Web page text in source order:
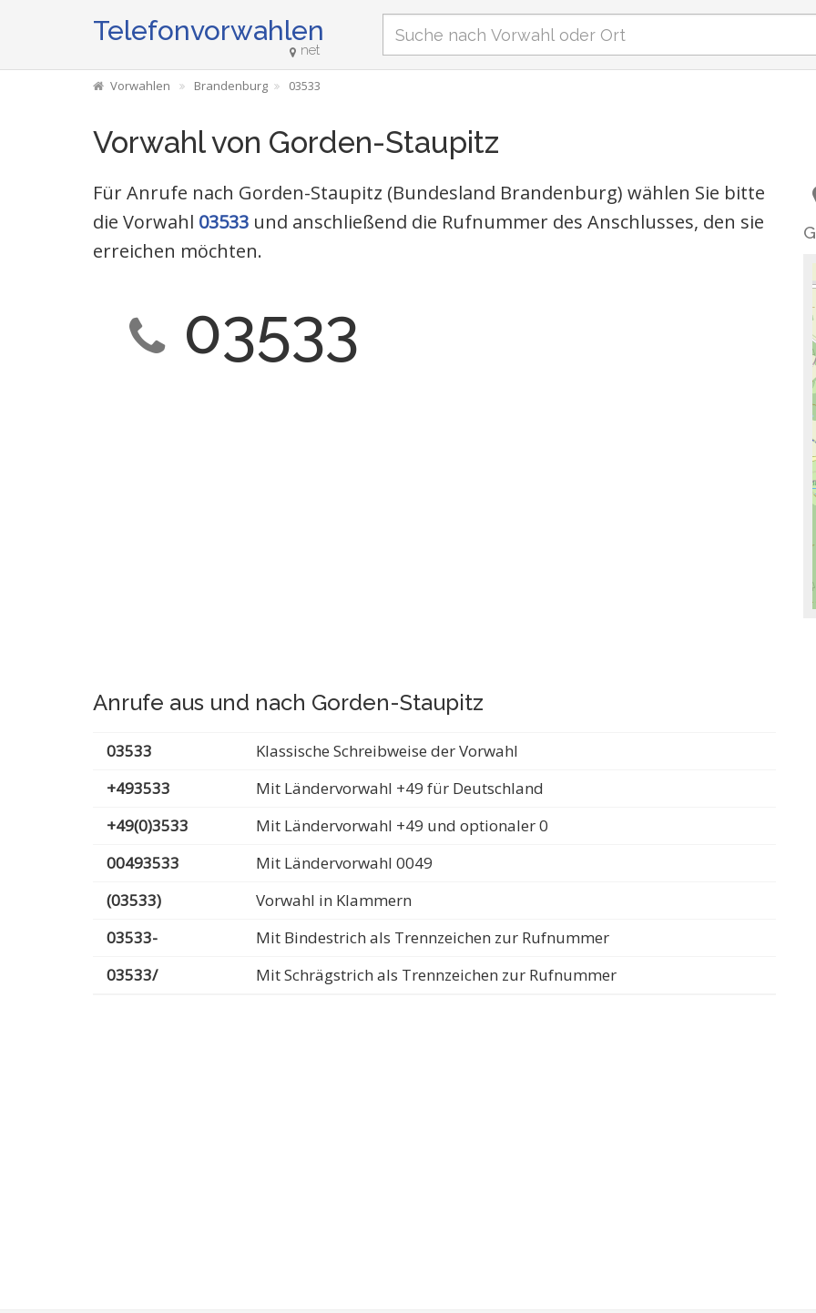
Telefonvorwahlen
net
Vorwahlen Brandenburg 03533
Vorwahl von Gorden-Staupitz
Für Anrufe nach Gorden-Staupitz (Bundesland Brandenburg) wählen Sie bitte
die Vorwahl 03533 und anschließend die Rufnummer des Anschlusses, den sie
erreichen möchten.
03533
Anrufe aus und nach Gorden-Staupitz
03533
Klassische Schreibweise der Vorwahl
+493533
Mit Ländervorwahl +49 für Deutschland
+49(0)3533
Mit Ländervorwahl +49 und optionaler 0
00493533
Mit Ländervorwahl 0049
(03533)
Vorwahl in Klammern
03533-
Mit Bindestrich als Trennzeichen zur Rufnummer
03533/
Mit Schrägstrich als Trennzeichen zur Rufnummer